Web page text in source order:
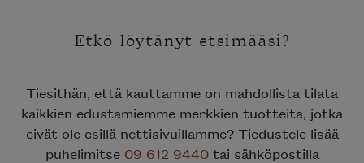
Etkö löytänyt etsimääsi?
Tiesithän, että kauttamme on mahdollista tilata
kaikkien edustamiemme merkkien tuotteita, jotka
eivät ole esillä nettisivuillamme? Tiedustele lisää
puhelimitse 09 612 9440tai sähköpostilla